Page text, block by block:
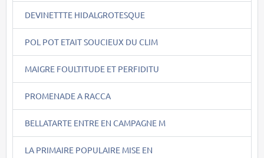
DEVINETTTE HIDALGROTESQUE
POL POT ETAIT SOUCIEUX DU CLIM
MAIGRE FOULTITUDE ET PERFIDITU
PROMENADE A RACCA
BELLATARTE ENTRE EN CAMPAGNE M
LA PRIMAIRE POPULAIRE MISE EN